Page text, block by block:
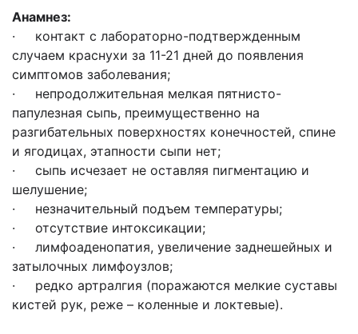
Анамнез:
· контакт с лабораторно-подтвержденным
случаем краснухи за 11-21 дней до появления
симптомов заболевания;
· непродолжительная мелкая пятнисто-
папулезная сыпь, преимущественно на
разгибательных поверхностях конечностей, спине
и ягодицах, этапности сыпи нет;
· сыпь исчезает не оставляя пигментацию и
шелушение;
· незначительный подъем температуры;
· отсутствие интоксикации;
· лимфоаденопатия, увеличение заднешейных и
затылочных лимфоузлов;
· редко артралгия (поражаются мелкие суставы
кистей рук, реже – коленные и локтевые).